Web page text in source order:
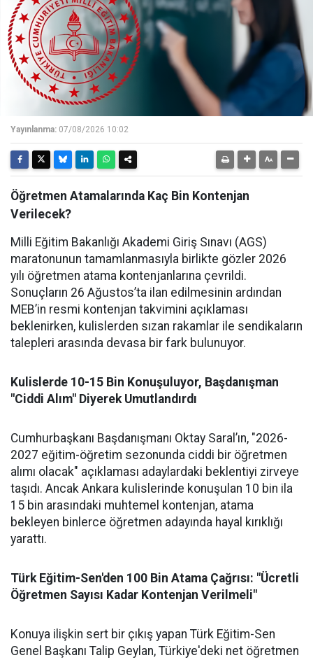
Yayınlanma: 07/08/2026 10:02
Öğretmen Atamalarında Kaç Bin Kontenjan
Verilecek?
Milli Eğitim Bakanlığı Akademi Giriş Sınavı (AGS)
maratonunun tamamlanmasıyla birlikte gözler 2026
yılı öğretmen atama kontenjanlarına çevrildi.
Sonuçların 26 Ağustos’ta ilan edilmesinin ardından
MEB’in resmi kontenjan takvimini açıklaması
beklenirken, kulislerden sızan rakamlar ile sendikaların
talepleri arasında devasa bir fark bulunuyor.
Kulislerde 10-15 Bin Konuşuluyor, Başdanışman
"Ciddi Alım" Diyerek Umutlandırdı
Cumhurbaşkanı Başdanışmanı Oktay Saral’ın, "2026-
2027 eğitim-öğretim sezonunda ciddi bir öğretmen
alımı olacak" açıklaması adaylardaki beklentiyi zirveye
taşıdı. Ancak Ankara kulislerinde konuşulan 10 bin ila
15 bin arasındaki muhtemel kontenjan, atama
bekleyen binlerce öğretmen adayında hayal kırıklığı
yarattı.
Türk Eğitim-Sen'den 100 Bin Atama Çağrısı: "Ücretli
Öğretmen Sayısı Kadar Kontenjan Verilmeli"
Konuya ilişkin sert bir çıkış yapan Türk Eğitim-Sen
Genel Başkanı Talip Geylan, Türkiye'deki net öğretmen